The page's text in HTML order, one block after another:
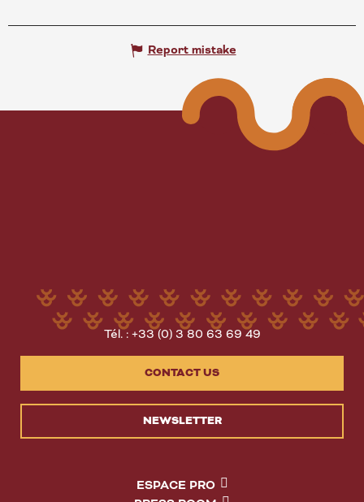
Report mistake
Tél. : +33 (0) 3 80 63 69 49
CONTACT US
NEWSLETTER
ESPACE PRO